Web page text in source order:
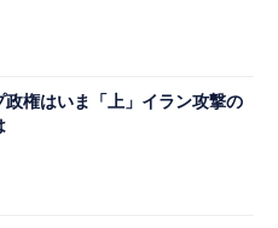
政権はいま「上」イラン攻撃の